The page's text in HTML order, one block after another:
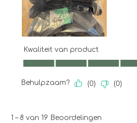
Kwaliteit van product
Kwaliteit van product, 5.0 van 5
Behulpzaam? (0) (0)
1 – 8 van 19 Beoordelingen